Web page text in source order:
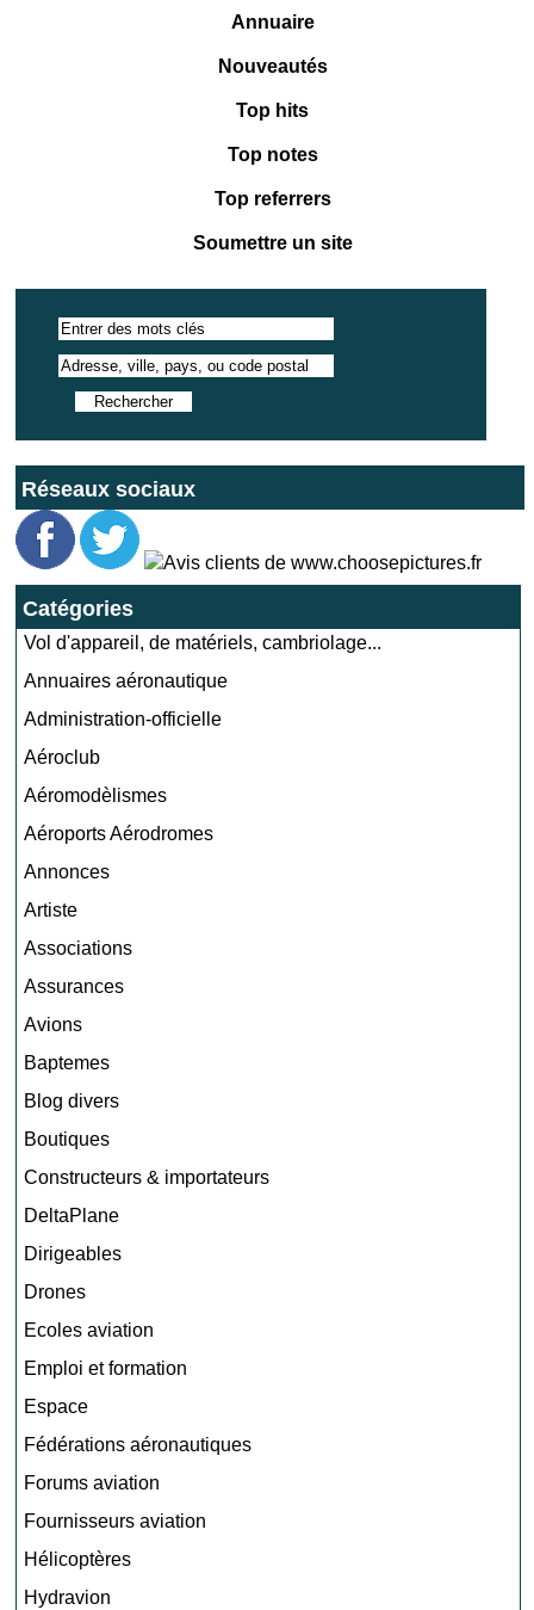
Annuaire
Nouveautés
Top hits
Top notes
Top referrers
Soumettre un site
Réseaux sociaux
Catégories
Vol d'appareil, de matériels, cambriolage...
Annuaires aéronautique
Administration-officielle
Aéroclub
Aéromodèlismes
Aéroports Aérodromes
Annonces
Artiste
Associations
Assurances
Avions
Baptemes
Blog divers
Boutiques
Constructeurs & importateurs
DeltaPlane
Dirigeables
Drones
Ecoles aviation
Emploi et formation
Espace
Fédérations aéronautiques
Forums aviation
Fournisseurs aviation
Hélicoptères
Hydravion